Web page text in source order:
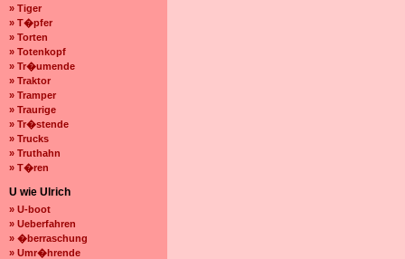
» Tiger
» T�pfer
» Torten
» Totenkopf
» Tr�umende
» Traktor
» Tramper
» Traurige
» Tr�stende
» Trucks
» Truthahn
» T�ren
U wie Ulrich
» U-boot
» Ueberfahren
» �berraschung
» Umr�hrende